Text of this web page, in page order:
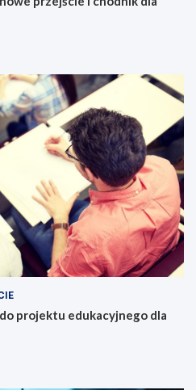
projektu edukacyjnego dla